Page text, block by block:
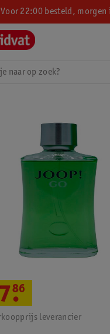
Voor 22:00 besteld, morgen
.
86
leverancier